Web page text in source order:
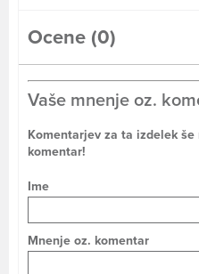
Ocene (0)
Vaše mnenje oz.
Komentarjev za ta izdelek
komentar!
Ime
Mnenje oz. komentar